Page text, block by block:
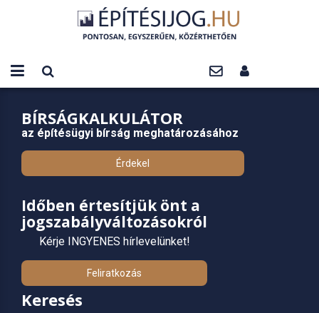
BÍRSÁGKALKULÁTOR
az építésügyi bírság meghatározásához
Érdekel
Időben értesítjük önt a
jogszabályváltozásokról
Kérje INGYENES hírlevelünket!
Feliratkozás
Keresés